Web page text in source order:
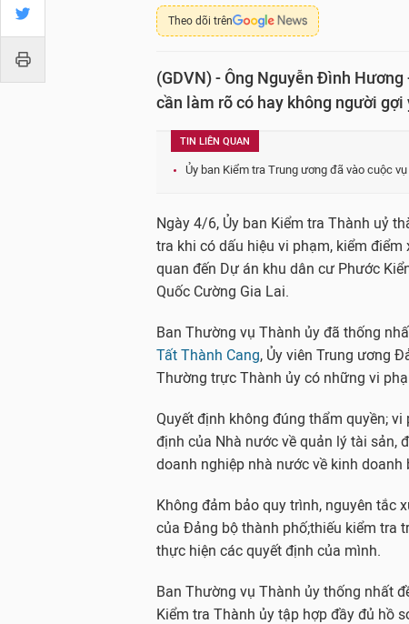
Theo dõi trên
(GDVN) - Ông Nguyễn Đình
cần làm rõ có hay không người
TIN LIÊN QUAN
Ủy ban Kiểm tra Trung ương đã vào cuộc
Ngày 4/6, Ủy ban Kiểm tra Thành uỷ
tra khi có dấu hiệu vi phạm, kiểm
quan đến Dự án khu dân cư Phước
Quốc Cường Gia Lai.
Ban Thường vụ Thành ủy đã thống
Tất Thành Cang, Ủy viên Trung ương
Thường trực Thành ủy có những vi
Quyết định không đúng thẩm quyền; vi
định của Nhà nước về quản lý tài sản,
doanh nghiệp nhà nước về kinh doanh
Không đảm bảo quy trình, nguyên tắc
của Đảng bộ thành phố;thiếu kiểm tra
thực hiện các quyết định của mình.
Ban Thường vụ Thành ủy thống nhất
Kiểm tra Thành ủy tập hợp đầy đủ hồ